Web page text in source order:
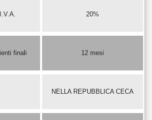
20%
finali 12 mesi
NELLA REPUBBLICA CECA